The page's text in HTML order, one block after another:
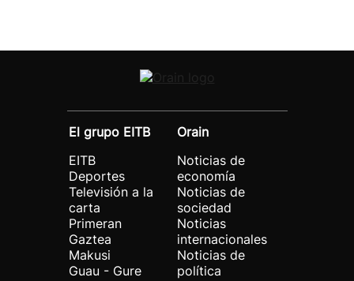
El grupo EITB
EITB
Deportes
Televisión a la
carta
Primeran
Gaztea
Makusi
Guau - Gure
Orain
Noticias de
economía
Noticias de
sociedad
Noticias
internacionales
Noticias de
política